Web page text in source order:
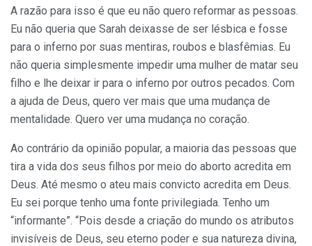
A razão para isso é que eu não quero reformar as pessoas.
Eu não queria que Sarah deixasse de ser lésbica e fosse
para o inferno por suas mentiras, roubos e blasfêmias. Eu
não queria simplesmente impedir uma mulher de matar seu
filho e lhe deixar ir para o inferno por outros pecados. Com
a ajuda de Deus, quero ver mais que uma mudança de
mentalidade. Quero ver uma mudança no coração.
Ao contrário da opinião popular, a maioria das pessoas que
tira a vida dos seus filhos por meio do aborto acredita em
Deus. Até mesmo o ateu mais convicto acredita em Deus.
Eu sei porque tenho uma fonte privilegiada. Tenho um
“informante”. “Pois desde a criação do mundo os atributos
invisíveis de Deus, seu eterno poder e sua natureza divina,